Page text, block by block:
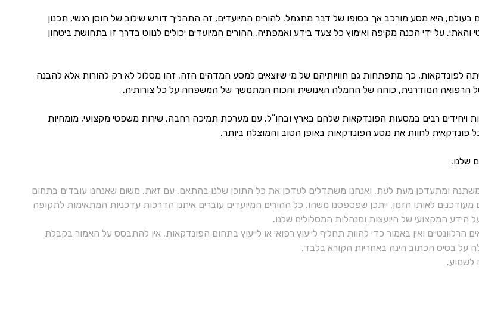
בעולם, היא מסע מורכב אך בסופו של דבר מתגמל. להורים המיועדים, זה התהליך דורש שילוב של חוסן רגשי, תכנון
על ידי הכנה מקיפה ואימוץ כל צעד בידע ואמפתיה, ההורים המיועדים יכולים לנווט בדרך זו בתחושת ביטחון
לפונדקאות, כך מתפתחות גם חוויותיהם של מי שיוצאים למסע המדהים הזה. זהו מסלול לא רק להורות אלא להבנה
הרפואה המודרנית, כוחה של החמלה האנושית והכוח המתמשך של המשפחה על כל צורותיה.
ויחידים רבים במסעות הפונדקאות שלהם בארץ ובחו”ל. עם מערכת תמיכה רחבה, שירות משפטי מקצועי, מומחיות
פונדקאית לחוות את מסע הפונדקאות באופן הטוב והמוצלח ביותר.
שלנו.
ומתעדכן מעת לעת, ואנחנו משתדלים לעדכן את כל התוכן שלנו בהתאם. עם זאת, משום שאנחנו עובדים בתחום
לאותו הזמן, ייתכן שפספסנו משהו. כל ההורים המיועדים עוברים איתנו הדרכות עדכניות המתאימות לתקופה
הידע המקצועי של היועצות ומנהלות המסלולים שלנו.
הרלוונטיים ואין באמור כדי להוות תחליף לייעוץ רפואי או לייעוץ בתחום הפונדקאות. אין להתבסס על האמור בקבלת
על בסיס הכתוב הינה באחריות הקורא בלבד.